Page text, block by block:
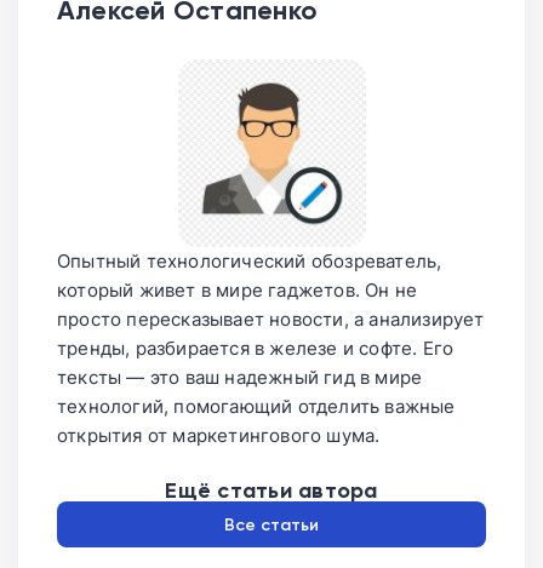
Алексей Остапенко
Опытный технологический обозреватель,
который живет в мире гаджетов. Он не
просто пересказывает новости, а анализирует
тренды, разбирается в железе и софте. Его
тексты — это ваш надежный гид в мире
технологий, помогающий отделить важные
открытия от маркетингового шума.
Ещё статьи автора
Все статьи